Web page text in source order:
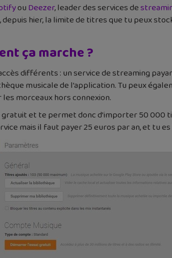
ouDeezer, leader des services de
hier, la limite de titres que tu peux
ça marche ?
différents : un service de streaming
musicale de l’application. Tu peux
morceaux hors connexion.
gratuit et te permet donc d’importer 50
mais il faut payer 25 euros par an, et tu